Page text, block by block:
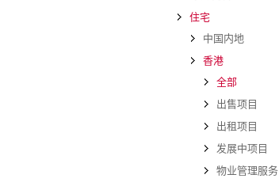
住宅
中国内地
香港
全部
出售项目
出租项目
发展中项目
物业管理服务